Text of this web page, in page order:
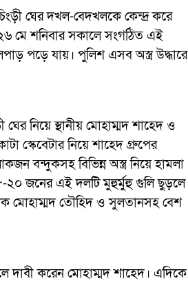
ঘের দখল-বেদখলকে কেন্দ্র করে
মে শনিবার সকালে সংগঠিত এই
পড়ে যায়। পুলিশ এসব অস্ত্র উদ্ধারে
নিয়ে স্থানীয় মোহাম্মদ শাহেদ ও
স্কেবেটার নিয়ে শাহেদ গ্রুপের
বন্দুকসহ বিভিন্ন অস্ত্র নিয়ে হামলা
২০ জনের এই দলটি মুহুর্মুহু গুলি ছুড়লে
মোহাম্মদ তৌহিদ ও সুলতানসহ বেশ
দাবী করেন মোহাম্মদ শাহেদ। এদিকে